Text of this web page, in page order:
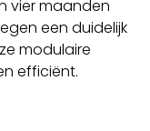
vier maanden
een duidelijk
modulaire
efficiënt.